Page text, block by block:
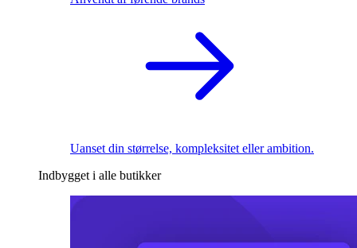
Uanset din størrelse, kompleksitet eller ambition.
Indbygget i alle butikker